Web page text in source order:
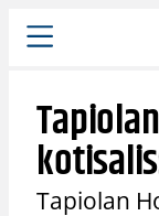
Siirry
sisältöön
Tapiolan